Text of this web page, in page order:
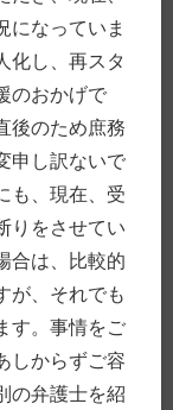
にいた
、終結
の後
になり
で対応
うにし
むね
は、
受け付
が生じ
るよう
になっていま
化し、再スタ
のおかげで
後のため庶務
申し訳ないで
も、現在、受
りをさせてい
合は、比較的
が、それでも
す。事情をご
しからずご容
の弁護士を紹